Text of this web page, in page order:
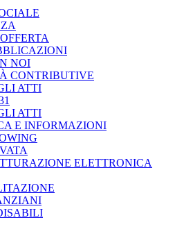
NOI
CONTRIBUTIVE
ATTI
ATTI
E INFORMAZIONI
ELETTRONICA